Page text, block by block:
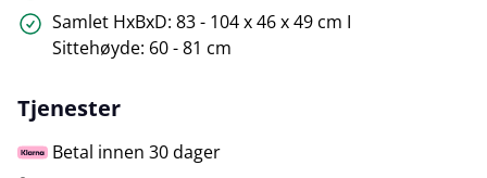
Samlet HxBxD: 83 - 104 x 46 x 49 cm I
Sittehøyde: 60 - 81 cm
Tjenester
Betal innen 30 dager